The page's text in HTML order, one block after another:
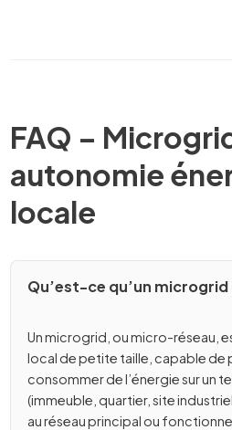
FAQ –
autonomie
locale
Qu’est-ce qu’un
Un microgrid, ou micro-réseau,
local de petite taille, capable de
consommer de l’énergie sur un
(immeuble, quartier, site
au réseau principal ou